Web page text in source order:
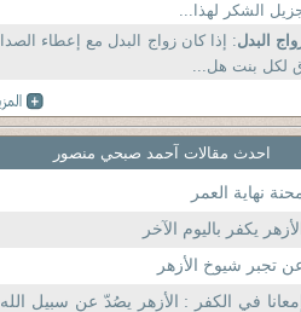
الشكر لهذا...
البدل: إذا كان زواج البدل مع إعطاء الصدا
لكل بنت هل...
احدث مقالات آحمد صبحي منصور
نهاية العمر
يكفر باليوم الآخر
تجبر شيوخ الأزهر
في الكفر : الأزهر يصُدّ عن سبيل الله